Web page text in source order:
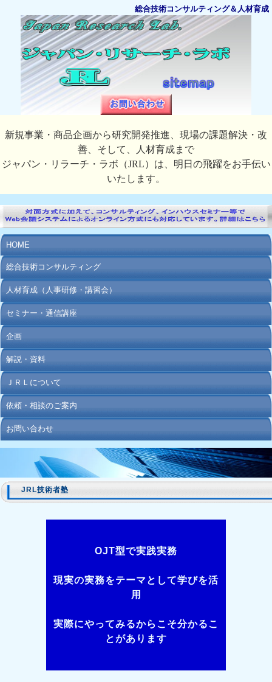
総合技術コンサルティング＆人材育成
新規事業・商品企画から研究開発推進、現場の課題解決・改
善、そして、人材育成まで
ジャパン・リラーチ・ラボ（JRL）は、明日の飛躍をお手伝い
いたします。
HOME
総合技術コンサルティング
人材育成（人事研修・講習会）
セミナー・通信講座
企画
解説・資料
ＪＲＬについて
依頼・相談のご案内
お問い合わせ
JRL技術者塾
OJT型で実践実務
現実の実務をテーマとして学びを活
用
実際にやってみるからこそ分かるこ
とがあります